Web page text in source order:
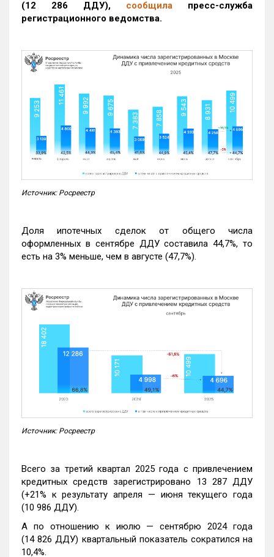
(12 286 ДДУ), сообщила пресс-служба
регистрационного ведомства.
Источник: Росреестр
Доля ипотечных сделок от общего числа
оформленных в сентябре ДДУ составила 44,7%, то
есть на 3% меньше, чем в августе (47,7%).
Источник: Росреестр
Всего за третий квартал 2025 года с привлечением
кредитных средств зарегистрировано 13 287 ДДУ
(+21% к результату апреля — июня текущего года
(10 986 ДДУ).
А по отношению к июлю — сентябрю 2024 года
(14 826 ДДУ) квартальный показатель сократился на
10,4%.